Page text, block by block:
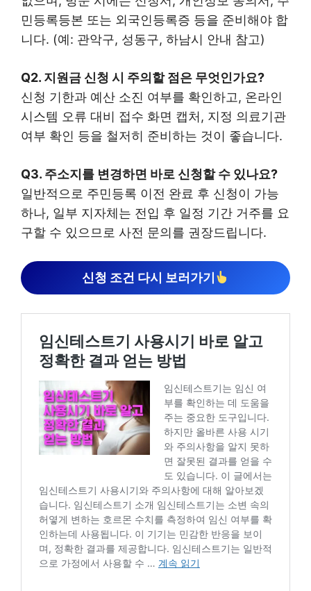
민등록등본 또는 외국인등록증 등을 준비해야 합
니다. (예: 관악구, 성동구, 하남시 안내 참고)
Q2. 지원금 신청 시 주의할 점은 무엇인가요?
신청 기한과 예산 소진 여부를 확인하고, 온라인
시스템 오류 대비 접수 화면 캡처, 지정 의료기관
여부 확인 등을 철저히 준비하는 것이 좋습니다.
Q3. 주소지를 변경하면 바로 신청할 수 있나요?
일반적으로 주민등록 이전 완료 후 신청이 가능
하나, 일부 지자체는 전입 후 일정 기간 거주를 요
구할 수 있으므로 사전 문의를 권장드립니다.
신청 조건 다시 보러가기